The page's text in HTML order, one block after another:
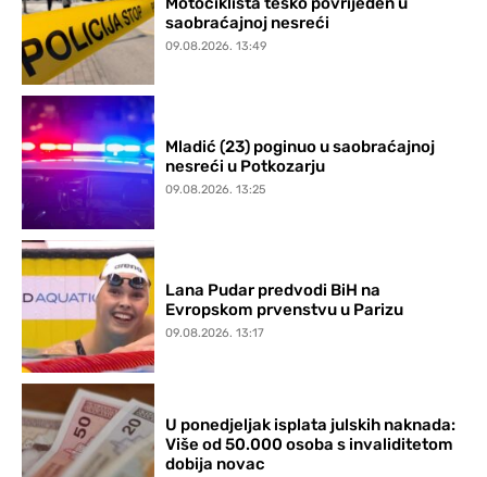
saobraćajnoj nesreći
09.08.2026. 13:49
Mladić (23) poginuo u saobraćajnoj
nesreći u Potkozarju
09.08.2026. 13:25
Lana Pudar predvodi BiH na
Evropskom prvenstvu u Parizu
09.08.2026. 13:17
U ponedjeljak isplata julskih naknada:
Više od 50.000 osoba s invaliditetom
dobija novac